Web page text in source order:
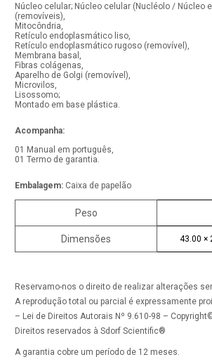
Núcleo celular; Núcleo celular (Nucléolo / Núcleo
(removíveis),
Mitocôndria,
Retículo endoplasmático liso,
Retículo endoplasmático rugoso (removível),
Membrana basal,
Fibras colágenas,
Aparelho de Golgi (removível),
Microvilos,
Lisossomo;
Montado em base plástica.
Acompanha:
01 Manual em português,
01 Termo de garantia.
Embalagem: Caixa de papelão
Peso
Dimensões 43.00 ×
Reservamo-nos o direito de realizar alterações
A reprodução total ou parcial é expressamente
– Lei de Direitos Autorais Nº 9.610-98 –
Direitos reservados à Sdorf Scientific®
A garantia cobre um período de 12 meses.